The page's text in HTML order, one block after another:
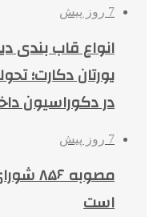
7 روز پیش
انواع قاب بندی
یورتان دکارت؛
در دکوراسیون
7 روز پیش
مصوبه
است